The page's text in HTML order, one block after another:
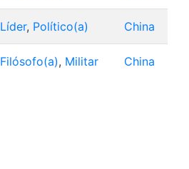
Líder, Político(a) China
Filósofo(a), Militar China